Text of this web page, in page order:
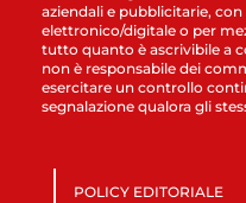
aziendali e pubblicitarie,
elettronico/digitale o per
tutto quanto è ascrivibile a
non è responsabile dei
esercitare un controllo
segnalazione qualora gli
POLICY EDITORIALE